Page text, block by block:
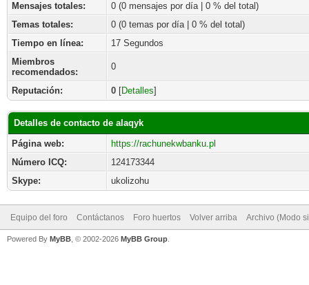
Mensajes totales:
0 (0 mensajes por día | 0 % del total)
Temas totales:
0 (0 temas por día | 0 % del total)
Tiempo en línea:
17 Segundos
Miembros
recomendados:
0
Reputación: 0 [Detalles]
Detalles de contacto de alaqyk
Página web:
https://rachunekwbanku.pl
Número ICQ:
124173344
Skype:
ukolizohu
Equipo del foro Contáctanos Foro huertos Volver arriba Archivo (Modo
Powered By MyBB , © 2002-2026 MyBB Group